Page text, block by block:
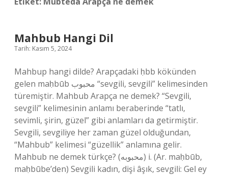
Mahbub Hangi Dil
Tarih: Kasım 5, 2024
Mahbup hangi dilde? Arapçadaki ḥbb kökünden
gelen maḥbūb محبوب “sevgili, sevgili” kelimesinden
türemiştir. Mahbub Arapça ne demek? “Sevgili,
sevgili” kelimesinin anlamı beraberinde “tatlı,
sevimli, şirin, güzel” gibi anlamları da getirmiştir.
Sevgili, sevgiliye her zaman güzel olduğundan,
“Mahbub” kelimesi “güzellik” anlamına gelir.
Mahbub ne demek türkçe? (ﻣﺤﺒﻮﺑﻪ) i. (Ar. maḥbūb,
maḥbūbe’den) Sevgili kadın, dişi âşık, sevgili: Gel ey